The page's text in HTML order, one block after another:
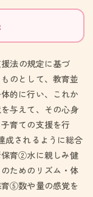
法の規定に基づ
のとして、教育並
的に行い、これか
与えて、その心身
育ての支援を行
成されるように総合
育②水に親しみ健
ためのリズム・体
⑤数や量の感覚を